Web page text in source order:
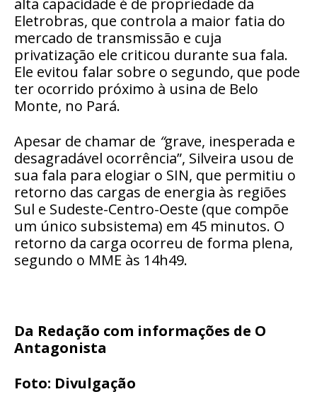
alta capacidade é de propriedade da
Eletrobras, que controla a maior fatia do
mercado de transmissão e cuja
privatização ele criticou durante sua fala.
Ele evitou falar sobre o segundo, que pode
ter ocorrido próximo à usina de Belo
Monte, no Pará.
Apesar de chamar de “grave, inesperada e
desagradável ocorrência”, Silveira usou de
sua fala para elogiar o SIN, que permitiu o
retorno das cargas de energia às regiões
Sul e Sudeste-Centro-Oeste (que compõe
um único subsistema) em 45 minutos. O
retorno da carga ocorreu de forma plena,
segundo o MME às 14h49.
Da Redação com informações de O
Antagonista
Foto: Divulgação